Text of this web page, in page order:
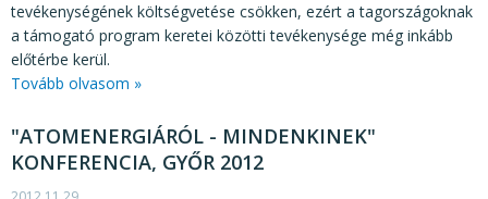
tevékenységének költségvetése csökken, ezért a tagországoknak
a támogató program keretei közötti tevékenysége még inkább
előtérbe kerül.
Tovább olvasom »
"ATOMENERGIÁRÓL - MINDENKINEK"
KONFERENCIA, GYŐR 2012